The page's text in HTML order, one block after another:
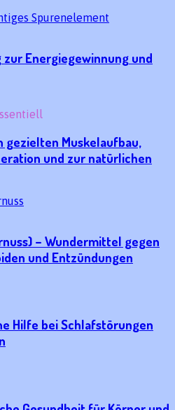
Energiegewinnung und
Muskelaufbau,
und zur natürlichen
– Wundermittel gegen
und Entzündungen
Hilfe bei Schlafstörungen